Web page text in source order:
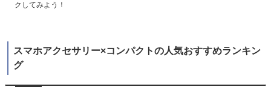
クしてみよう！
スマホアクセサリー×コンパクトの人気おすすめランキン
グ